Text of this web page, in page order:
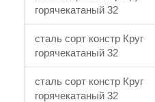
горячекатаный 32
сталь сорт констр Круг
горячекатаный 32
сталь сорт констр Круг
горячекатаный 32